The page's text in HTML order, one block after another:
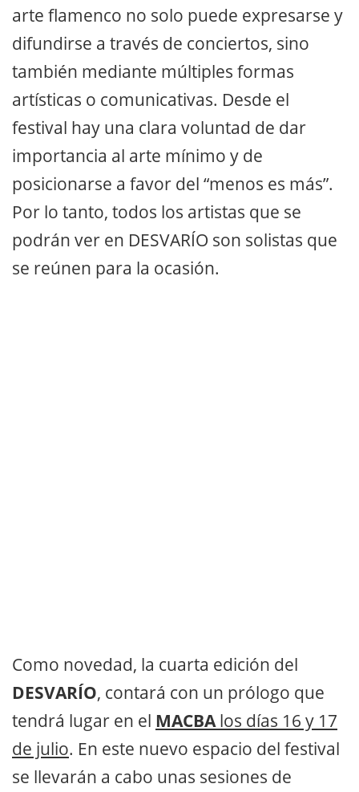
arte flamenco no solo puede expresarse y
difundirse a través de conciertos, sino
también mediante múltiples formas
artísticas o comunicativas. Desde el
festival hay una clara voluntad de dar
importancia al arte mínimo y de
posicionarse a favor del “menos es más”.
Por lo tanto, todos los artistas que se
podrán ver en DESVARÍO son solistas que
se reúnen para la ocasión.
Como novedad, la cuarta edición del
DESVARÍO, contará con un prólogo que
tendrá lugar en el MACBAlos días 16 y 17
de julio. En este nuevo espacio del festival
se llevarán a cabo unas sesiones de